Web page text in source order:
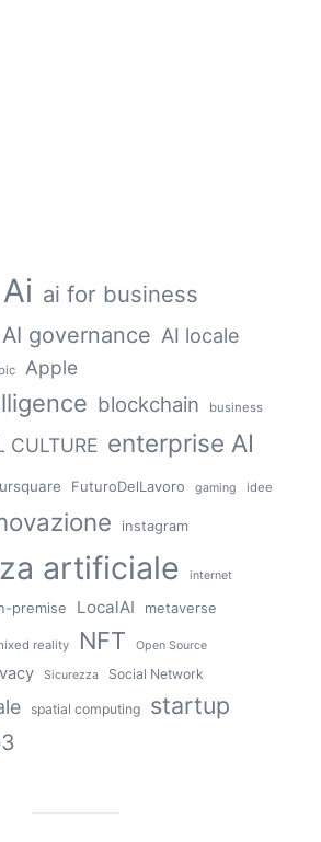
Ai ai for business
AI governance AI locale
Apple
blockchain business
CULTURE enterprise AI
FuturoDelLavoro gaming idee
instagram
artificiale internet
premise LocalAI metaverse
reality NFT Open Source
Sicurezza Social Network
spatial computing startup